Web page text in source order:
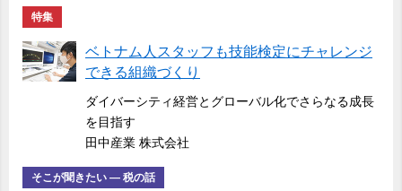
特集
ベトナム人スタッフも技能検定にチャレンジ
できる組織づくり
ダイバーシティ経営とグローバル化でさらなる成長
を目指す
田中産業 株式会社
そこが聞きたい ― 税の話